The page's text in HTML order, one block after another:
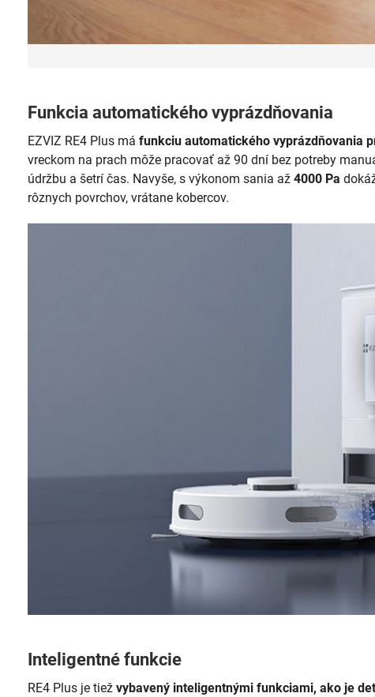
Funkcia automatického vyprázdňovania
EZVIZ RE4 Plus má funkciu automatického vyprázdňovania
vreckom na prach môže pracovať až 90 dní bez potreby
údržbu a šetrí čas. Navyše, s výkonom sania až 4000 Pa
rôznych povrchov, vrátane kobercov.
Inteligentné funkcie
RE4 Plus je tiež vybavený inteligentnými funkciami, ako je